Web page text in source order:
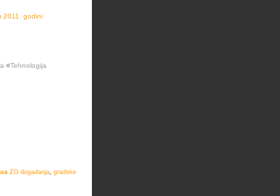
2011. godini
#Tehnologija
ZG događanja, gradske